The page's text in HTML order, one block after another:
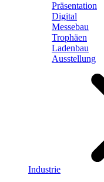
Präsentation
Digital
Messebau
Trophäen
Ladenbau
Ausstellung
Industrie